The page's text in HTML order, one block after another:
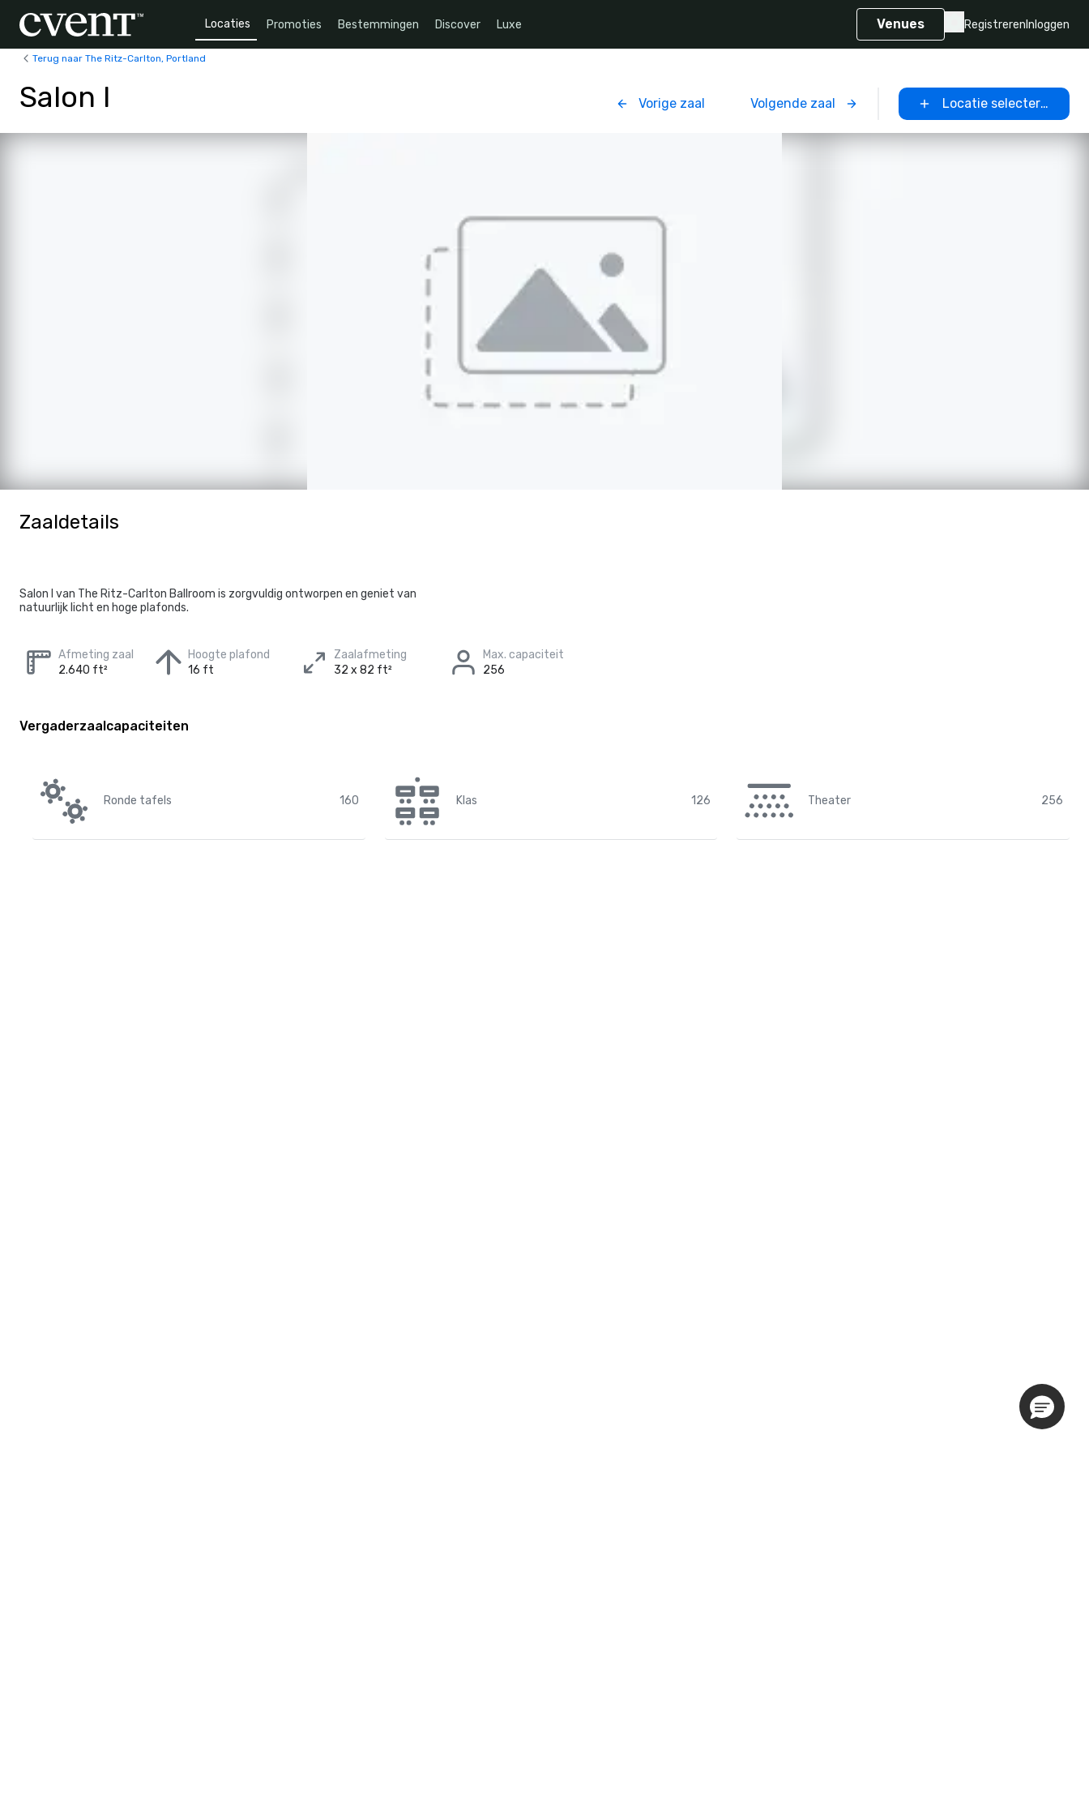
Locaties Promoties Bestemmingen Discover Luxe Venues Registreren Inloggen
Terug naar The Ritz-Carlton, Portland
Salon I Vorige zaal Volgende zaal Locatie selecteren
Zaaldetails
Salon I van The Ritz-Carlton Ballroom is zorgvuldig ontworpen en geniet van
natuurlijk licht en hoge plafonds.
Afmeting zaal
2.640 ft²
Hoogte plafond
16 ft
Zaalafmeting
32 x 82 ft²
Max. capaciteit
256
Vergaderzaalcapaciteiten
Ronde tafels 160 Klas 126 Theater 256